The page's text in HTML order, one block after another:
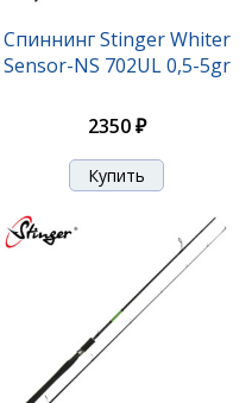
Спиннинг Stinger Whiter
Sensor-NS 702UL 0,5-5gr
2350 ₽